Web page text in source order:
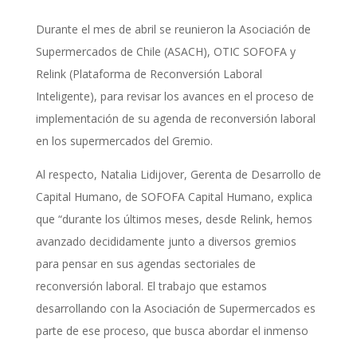
Durante el mes de abril se reunieron la Asociación de
Supermercados de Chile (ASACH), OTIC SOFOFA y
Relink (Plataforma de Reconversión Laboral
Inteligente), para revisar los avances en el proceso de
implementación de su agenda de reconversión laboral
en los supermercados del Gremio.
Al respecto, Natalia Lidijover, Gerenta de Desarrollo de
Capital Humano, de SOFOFA Capital Humano, explica
que “durante los últimos meses, desde Relink, hemos
avanzado decididamente junto a diversos gremios
para pensar en sus agendas sectoriales de
reconversión laboral. El trabajo que estamos
desarrollando con la Asociación de Supermercados es
parte de ese proceso, que busca abordar el inmenso